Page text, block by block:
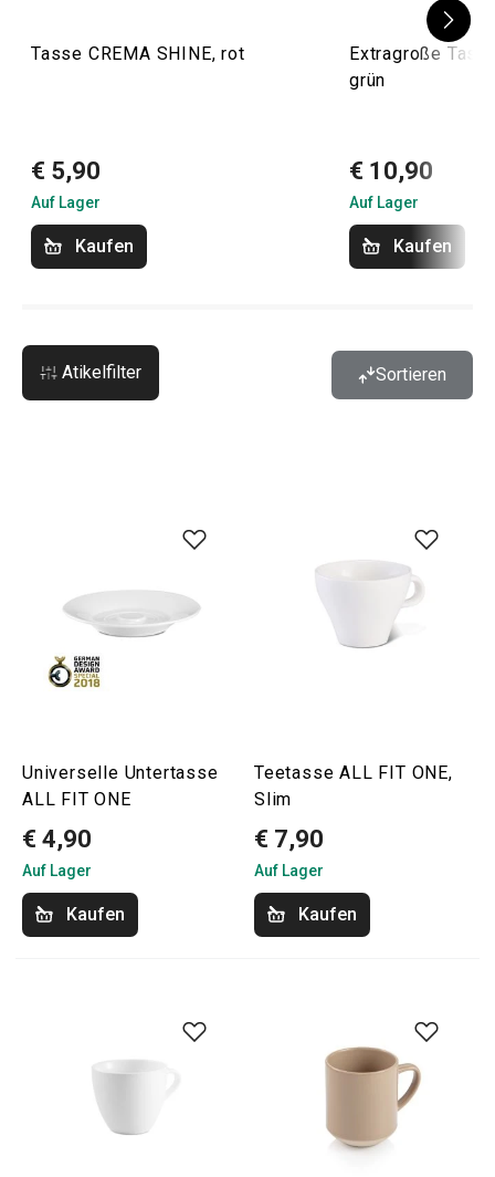
Tasse CREMA SHINE, rot
€ 5,90
Auf Lager
Kaufen
Extragroße
grün
€ 10,90
Auf Lager
Kaufen
Atikelfilter Sortieren
Universelle Untertasse
ALL FIT ONE
€ 4,90
Auf Lager
Kaufen
Teetasse ALL FIT ONE,
Slim
€ 7,90
Auf Lager
Kaufen